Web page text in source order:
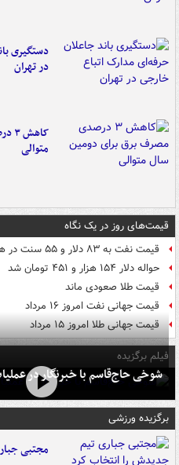
دستگیری
در تهران
متوالی
قیمت‌های روز در یک نگاه
قیمت نفت به ۸۳ دلار و ۵۵ سنت در هر بشکه رسید
حواله دلار ۱۵۴ هزار و ۴۵۱ تومان شد
قیمت طلا صعودی ماند
قیمت جهانی نفت امروز ۱۶ مرداد
قیمت جهانی طلا امروز ۱۵ مرداد
فیلم برگزیده
شوخی حاج‌قاسم با خبرنگار در
برگزیده ورزشی
مجتبی